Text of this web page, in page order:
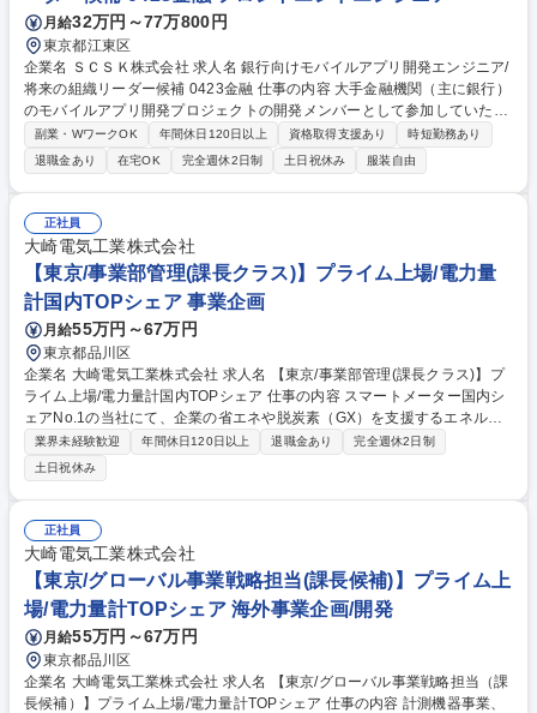
月給32万円～77万800円
東京都江東区
企業名 ＳＣＳＫ株式会社 求人名 銀行向けモバイルアプリ開発エンジニア/
将来の組織リーダー候補 0423金融 仕事の内容 大手金融機関（主に銀行）
のモバイルアプリ開発プロジェクトの開発メンバーとして参加していただ
きます。参加しながら、プライムベンダーとしての責任や役割、モバイル
アプリ開発の理解を深めていただきます。 フロントエンドとバックエンド
の両方を経験：キャリアプランと案件状況に応じて、幅広い経験を積んで
いただきます。 将来的なキャリアパス：フルスタックエンジニア、アーキ
テクト、スクラムマスター、プロジェクトマネージャなどの専門分野を選
んで活動することが可能です。 募集職種 銀行向けモバイルアプリ開発エ
ンジニア/将来の組織リーダー候補 0423金融
副業・WワークOK 年間休日120日以上 資格取得支援あり
時短勤務あり
退職金あり
在宅OK 完全週休2日制 土日祝休み 服装自由
正社員
大崎電気工業株式会社
【東京/事業部管理(課長クラス)】プライム上場/電力量
計国内TOPシェア 事業企画
月給55万円～67万円
東京都品川区
企業名 大崎電気工業株式会社 求人名 【東京/事業部管理(課長クラス)】プ
ライム上場/電力量計国内TOPシェア 仕事の内容 スマートメーター国内シ
ェアNo.1の当社にて、企業の省エネや脱炭素（GX）を支援するエネルギ
ーマネジメント等のサービスを展開するソリューション事業部にて、戦略
企画/統括管理をお任せします。 ■利益管理：事業部の利益管理（単年度事
業計画などの企画、策定、進捗管理） ■事業企画：中期経営計画策定、需
要動向分析（社内外報告資料の作成、社内外関係者との調整等） ■事業部
サプライチェーンに関する企画、生産計画の取りまとめ、工場窓口との調
整 ■事業部内管理業務：役員特命事項への対応 【業務内容の変更範囲】当
社業務全般 募集職種 【東京/事業部管理(課長クラス)】プライム上場/電力
量計国内TOPシェア
業界未経験歓迎 年間休日120日以上 退職金あり
完全週休2日制
土日祝休み
正社員
大崎電気工業株式会社
【東京/グローバル事業戦略担当(課長候補)】プライム上
場/電力量計TOPシェア 海外事業企画/開発
月給55万円～67万円
東京都品川区
企業名 大崎電気工業株式会社 求人名 【東京/グローバル事業戦略担当（課
長候補）】プライム上場/電力量計TOPシェア 仕事の内容 計測機器事業、